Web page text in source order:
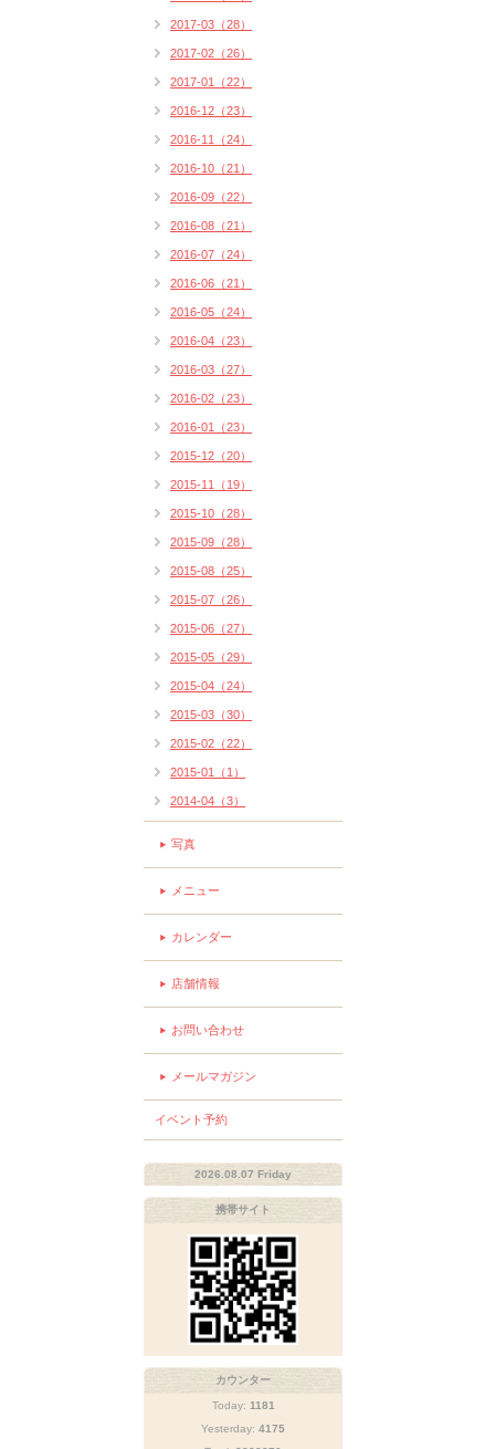
2017-03（28）
2017-02（26）
2017-01（22）
2016-12（23）
2016-11（24）
2016-10（21）
2016-09（22）
2016-08（21）
2016-07（24）
2016-06（21）
2016-05（24）
2016-04（23）
2016-03（27）
2016-02（23）
2016-01（23）
2015-12（20）
2015-11（19）
2015-10（28）
2015-09（28）
2015-08（25）
2015-07（26）
2015-06（27）
2015-05（29）
2015-04（24）
2015-03（30）
2015-02（22）
2015-01（1）
2014-04（3）
写真
メニュー
カレンダー
店舗情報
お問い合わせ
メールマガジン
イベント予約
2026.08.07 Friday
携帯サイト
カウンター
Today: 1181
Yesterday: 4175